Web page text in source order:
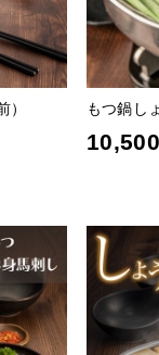
もつ鍋し
10,500